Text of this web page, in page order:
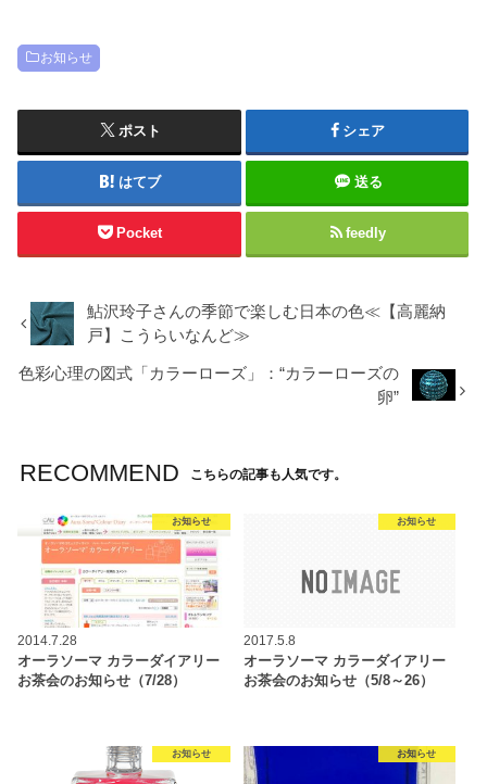
お知らせ
ポスト シェア
はてブ 送る
Pocket feedly
鮎沢玲子さんの季節で楽しむ日本の色≪【高麗納
戸】こうらいなんど≫
色彩心理の図式「カラーローズ」：“カラーローズの
卵”
RECOMMEND こちらの記事も人気です。
お知らせ
2014.7.28
オーラソーマ カラーダイアリー
お茶会のお知らせ（7/28）
お知らせ
2017.5.8
オーラソーマ カラーダイアリー
お茶会のお知らせ（5/8～26）
お知らせ お知らせ